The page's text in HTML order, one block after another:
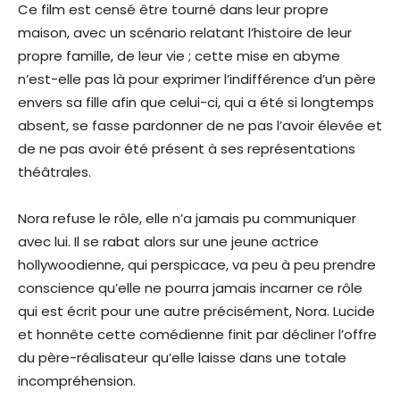
Ce film est censé être tourné dans leur propre
maison, avec un scénario relatant l’histoire de leur
propre famille, de leur vie ; cette mise en abyme
n’est-elle pas là pour exprimer l’indifférence d’un père
envers sa fille afin que celui-ci, qui a été si longtemps
absent, se fasse pardonner de ne pas l’avoir élevée et
de ne pas avoir été présent à ses représentations
théâtrales.
Nora refuse le rôle, elle n’a jamais pu communiquer
avec lui. Il se rabat alors sur une jeune actrice
hollywoodienne, qui perspicace, va peu à peu prendre
conscience qu’elle ne pourra jamais incarner ce rôle
qui est écrit pour une autre précisément, Nora. Lucide
et honnête cette comédienne finit par décliner l’offre
du père-réalisateur qu’elle laisse dans une totale
incompréhension.